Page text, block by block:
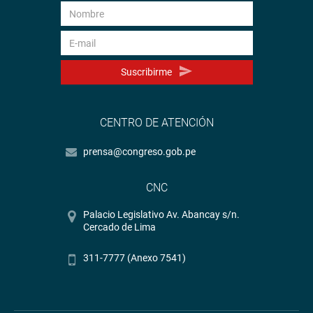
construir ciudadanía a través de prácticas democráticas.
PRENSA CONGRESO
Suscribirme
CENTRO DE ATENCIÓN
prensa@congreso.gob.pe
CNC
Palacio Legislativo Av. Abancay s/n.
Cercado de Lima
311-7777 (Anexo 7541)